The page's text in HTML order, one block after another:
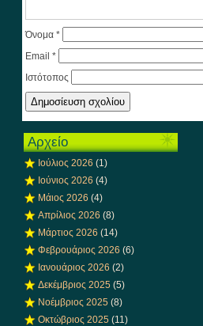
Όνομα*
Email*
Ιστότοπος
Αρχείο
Ιούλιος 2026 (1)
Ιούνιος 2026 (4)
Μάιος 2026 (4)
Απρίλιος 2026 (8)
Μάρτιος 2026 (14)
Φεβρουάριος 2026 (6)
Ιανουάριος 2026 (2)
Δεκέμβριος 2025 (5)
Νοέμβριος 2025 (8)
Οκτώβριος 2025 (11)